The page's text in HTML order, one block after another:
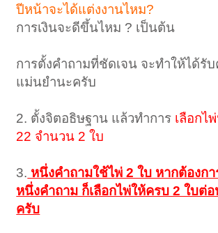
ปีหน้าจะได้แต่งงานไหม?
การเงินจะดีขึ้นไหม ? เป็นต้น
การตั้งคำถามที่ชัดเจน จะทำให้ได้รั
แม่นยำนะครับ
2. ตั้งจิตอธิษฐาน แล้วทำการ เลือกไ
22 จำนวน 2 ใบ
3. หนึ่งคำถามใช้ไพ่ 2 ใบ หากต้องก
หนึ่งคำถาม ก็เลือกไพ่ให้ครบ 2 ใบต่
ครับ